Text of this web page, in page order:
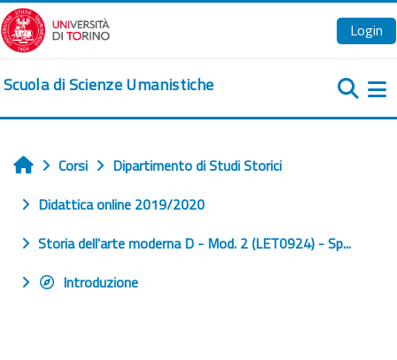
Vai al contenuto principale
Login
Scuola di Scienze Umanistiche
Home
Corsi
Dipartimento di Studi Storici
Didattica online 2019/2020
Storia dell'arte moderna D - Mod. 2 (LET0924) - Sp...
Introduzione